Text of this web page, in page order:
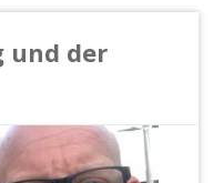
und der